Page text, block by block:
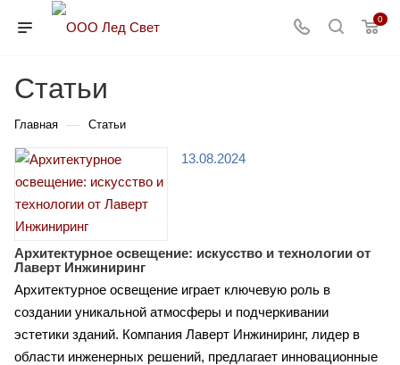
0
Статьи
Главная — Статьи
13.08.2024
Архитектурное освещение: искусство и технологии от
Лаверт Инжиниринг
Архитектурное освещение играет ключевую роль в
создании уникальной атмосферы и подчеркивании
эстетики зданий. Компания Лаверт Инжиниринг, лидер в
области инженерных решений, предлагает инновационные